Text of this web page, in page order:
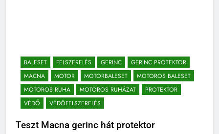
BALESET FELSZERELÉS GERINC
GERINC PROTEKTOR
MACNA
MOTOR MOTORBALESET
MOTOROS BALESET
MOTOROS RUHA
MOTOROS RUHÁZAT
PROTEKTOR
VÉDŐ
VÉDÖFELSZERELÉS
Teszt Macna gerinc hát protektor